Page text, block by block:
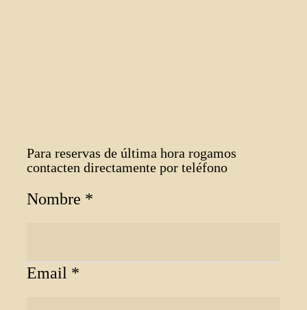
Para reservas de última hora rogamos
contacten directamente por teléfono
Nombre *
Email *